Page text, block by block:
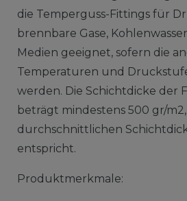
die Temperguss-Fittings für
brennbare Gase,
Medien geeignet, sofern die
Temperaturen und
werden. Die Schichtdicke der
beträgt mindestens 500 gr/
durchschnittlichen
entspricht.
Produktmerkmale: